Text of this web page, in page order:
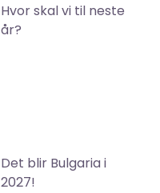
Hvor skal vi til neste
år?
Det blir Bulgaria i
2027!